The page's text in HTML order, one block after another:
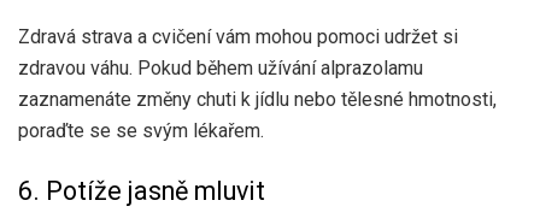
Zdravá strava a cvičení vám mohou pomoci udržet si
zdravou váhu. Pokud během užívání alprazolamu
zaznamenáte změny chuti k jídlu nebo tělesné hmotnosti,
poraďte se se svým lékařem.
6. Potíže jasně mluvit